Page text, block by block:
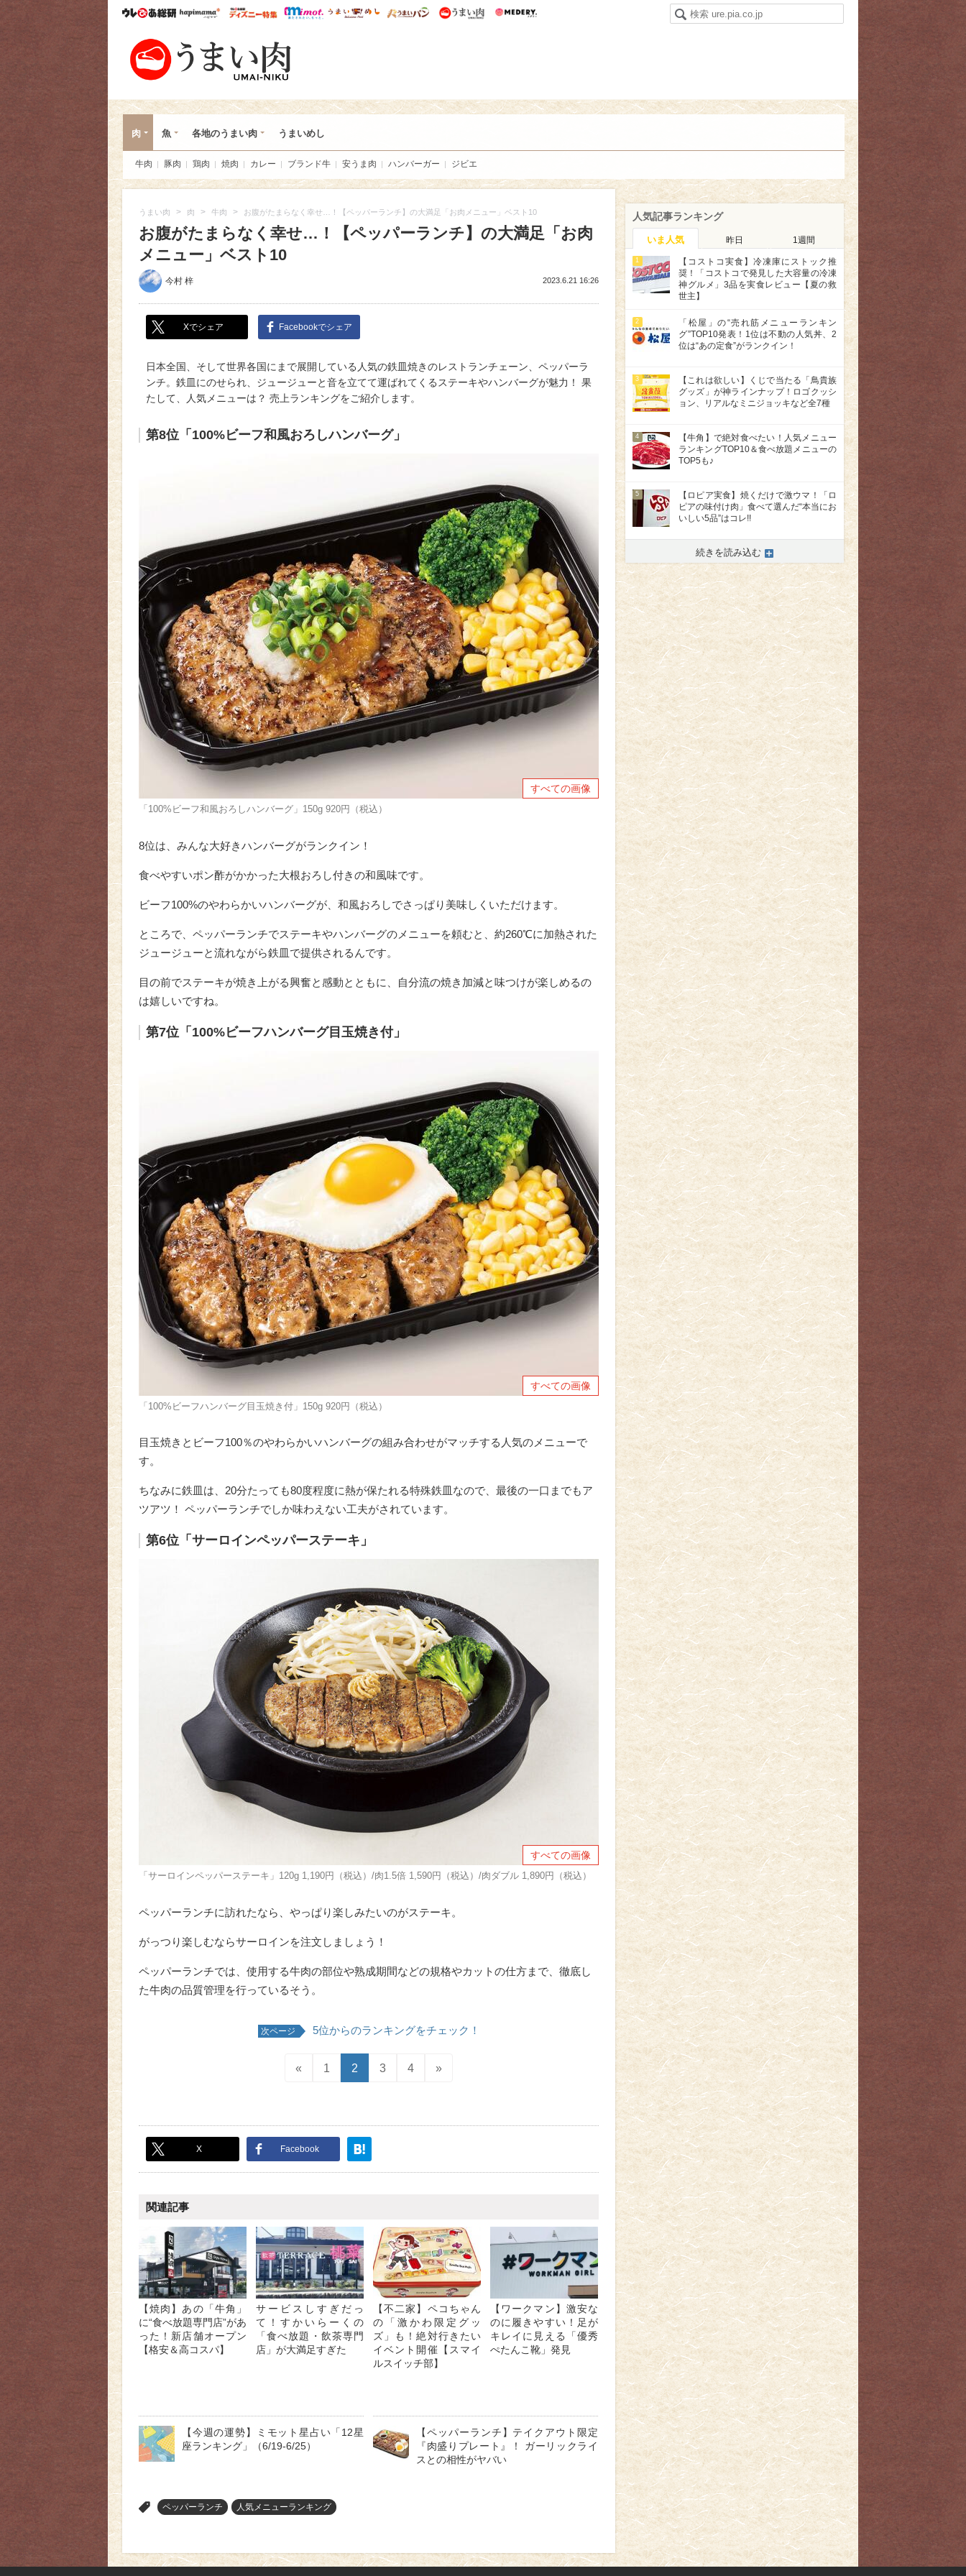
ウレぴあ総研ハピママ* ウレぴあ総研 ディズニー特集
mimot. うまいめし うまいパン うまい肉
肉 魚 各地のうまい肉 うまいめし
牛肉 豚肉 鶏肉 焼肉 カレー ブランド牛 安うま肉 ハンバーガー ジビエ
うまい肉 > 肉 > 牛肉 > お腹がたまらなく幸せ…！【ペッパーランチ】の大満足「お肉メニュー」ベスト10
お腹がたまらなく幸せ…！【ペッパーランチ】の大満足「お肉
メニュー」ベスト10
今村 梓 2023.6.21 16:26
Xでシェア Facebookでシェア
日本全国、そして世界各国にまで展開している人気の鉄皿焼きのレストランチェーン、ペッパーラ
ンチ。鉄皿にのせられ、ジュージューと音を立てて運ばれてくるステーキやハンバーグが魅力！ 果
たして、人気メニューは？ 売上ランキングをご紹介します。
第8位「100%ビーフ和風おろしハンバーグ」
すべての画像
「100%ビーフ和風おろしハンバーグ」150g 920円（税込）
8位は、みんな大好きハンバーグがランクイン！
食べやすいポン酢がかかった大根おろし付きの和風味です。
ビーフ100%のやわらかいハンバーグが、和風おろしでさっぱり美味しくいただけます。
ところで、ペッパーランチでステーキやハンバーグのメニューを頼むと、約260℃に加熱された
ジュージューと流れながら鉄皿で提供されるんです。
目の前でステーキが焼き上がる興奮と感動とともに、自分流の焼き加減と味つけが楽しめるの
は嬉しいですね。
第7位「100%ビーフハンバーグ目玉焼き付」
すべての画像
「100%ビーフハンバーグ目玉焼き付」150g 920円（税込）
目玉焼きとビーフ100％のやわらかいハンバーグの組み合わせがマッチする人気のメニューで
す。
ちなみに鉄皿は、20分たっても80度程度に熱が保たれる特殊鉄皿なので、最後の一口までもア
ツアツ！ ペッパーランチでしか味わえない工夫がされています。
第6位「サーロインペッパーステーキ」
すべての画像
「サーロインペッパーステーキ」120g 1,190円（税込）/肉1.5倍 1,590円（税込）/肉ダブル 1,890円（税込）
ペッパーランチに訪れたなら、やっぱり楽しみたいのがステーキ。
がっつり楽しむならサーロインを注文しましょう！
ペッパーランチでは、使用する牛肉の部位や熟成期間などの規格やカットの仕方まで、徹底し
た牛肉の品質管理を行っているそう。
次ページ 5位からのランキングをチェック！
« 1 2 3 4 »
X Facebook
関連記事
【焼肉】あの「牛角」
に“食べ放題専門店”があ
った！新店舗オープン
【格安＆高コスパ】
サービスしすぎだっ
て！すかいらーくの
「食べ放題・飲茶専門
店」が大満足すぎた
【不二家】ペコちゃん
の「激かわ限定グッ
ズ」も！絶対行きたい
イベント開催【スマイ
ルスイッチ部】
【ワークマン】激安な
のに履きやすい！足が
キレイに見える「優秀
ぺたんこ靴」発見
【今週の運勢】ミモット星占い「12星
座ランキング」（6/19-6/25）
【ペッパーランチ】テイクアウト限定
『肉盛りプレート』！ ガーリックライ
スとの相性がヤバい
ペッパーランチ 人気メニューランキング
人気記事ランキング
いま人気 昨日 1週間
1
【コストコ実食】冷凍庫にストック推
奨！「コストコで発見した大容量の冷凍
神グルメ」3品を実食レビュー【夏の救
世主】
2
「松屋」の“売れ筋メニューランキン
グ”TOP10発表！1位は不動の人気丼、2
位は“あの定食”がランクイン！
3
【これは欲しい】くじで当たる「鳥貴族
グッズ」が神ラインナップ！ロゴクッシ
ョン、リアルなミニジョッキなど全7種
4
【牛角】で絶対食べたい！人気メニュー
ランキングTOP10＆食べ放題メニューの
TOP5も♪
5
【ロピア実食】焼くだけで激ウマ！「ロ
ピアの味付け肉」食べて選んだ“本当にお
いしい5品”はコレ!!
続きを読み込む